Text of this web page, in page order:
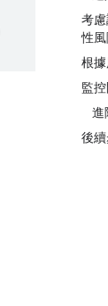
考
性
根
監
進
後